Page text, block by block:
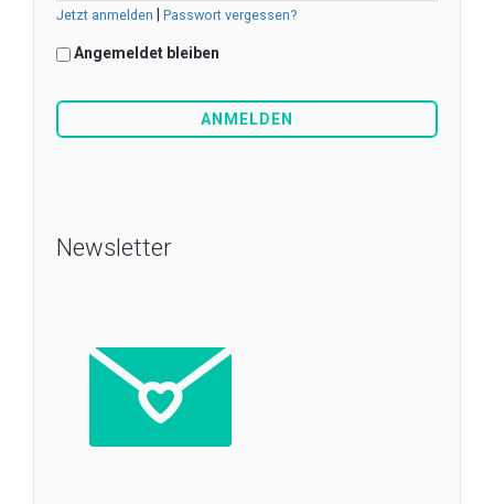
Jetzt anmelden Passwort vergessen?
Angemeldet bleiben
Newsletter